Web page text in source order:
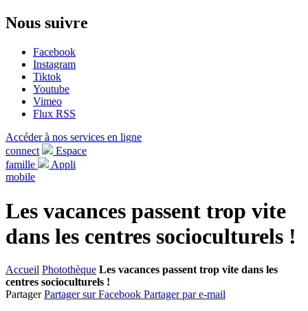
Nous suivre
Facebook
Instagram
Tiktok
Youtube
Vimeo
Flux RSS
Accéder à nos services en ligne
connect
Espace
famille
Appli
mobile
Les vacances passent trop vite
dans les centres socioculturels !
Accueil Photothèque Les vacances passent trop vite dans les
centres socioculturels !
Partager Partager sur Facebook Partager par e-mail